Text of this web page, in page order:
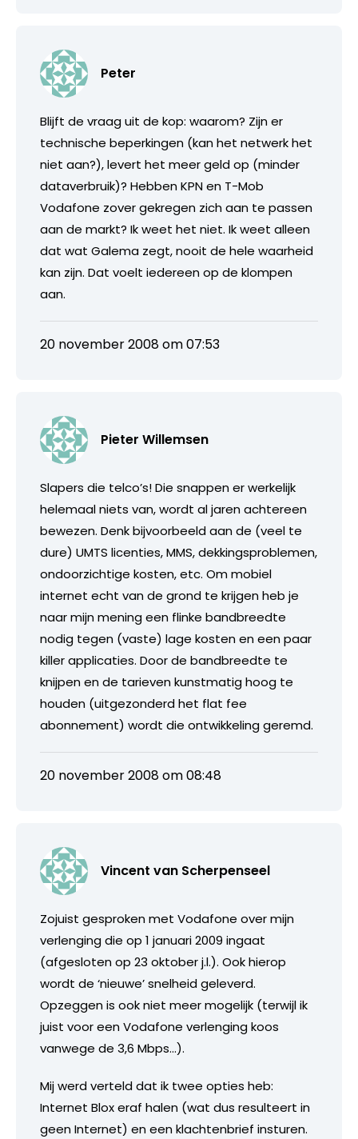
Peter
Blijft de vraag uit de kop: waarom? Zijn er
technische beperkingen (kan het netwerk het
niet aan?), levert het meer geld op (minder
dataverbruik)? Hebben KPN en T-Mob
Vodafone zover gekregen zich aan te passen
aan de markt? Ik weet het niet. Ik weet alleen
dat wat Galema zegt, nooit de hele waarheid
kan zijn. Dat voelt iedereen op de klompen
aan.
20 november 2008 om 07:53
Pieter Willemsen
Slapers die telco’s! Die snappen er werkelijk
helemaal niets van, wordt al jaren achtereen
bewezen. Denk bijvoorbeeld aan de (veel te
dure) UMTS licenties, MMS, dekkingsproblemen,
ondoorzichtige kosten, etc. Om mobiel
internet echt van de grond te krijgen heb je
naar mijn mening een flinke bandbreedte
nodig tegen (vaste) lage kosten en een paar
killer applicaties. Door de bandbreedte te
knijpen en de tarieven kunstmatig hoog te
houden (uitgezonderd het flat fee
abonnement) wordt die ontwikkeling geremd.
20 november 2008 om 08:48
Vincent van Scherpenseel
Zojuist gesproken met Vodafone over mijn
verlenging die op 1 januari 2009 ingaat
(afgesloten op 23 oktober j.l.). Ook hierop
wordt de ‘nieuwe’ snelheid geleverd.
Opzeggen is ook niet meer mogelijk (terwijl ik
juist voor een Vodafone verlenging koos
vanwege de 3,6 Mbps…).
Mij werd verteld dat ik twee opties heb:
Internet Blox eraf halen (wat dus resulteert in
geen Internet) en een klachtenbrief insturen.